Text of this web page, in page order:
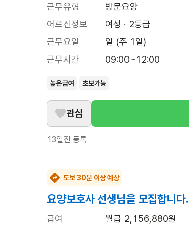
근무유형
방문요양
어르신정보
여성 · 2등급
근무요일
일 (주 1일)
근무시간
09:00~12:00
높은급여 초보가능
관심
13일전 등록
도보 30분 이상 예상
요양보호사 선생님을 모집합니다.
급여
월급 2,156,880원